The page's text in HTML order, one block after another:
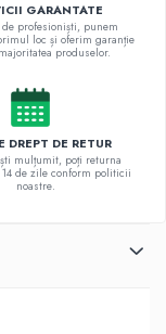
GARANTATE
de profesioniști, punem
loc și oferim garanție
produselor.
DREPT DE RETUR
mulțumit, poți returna
de zile conform politicii
noastre.